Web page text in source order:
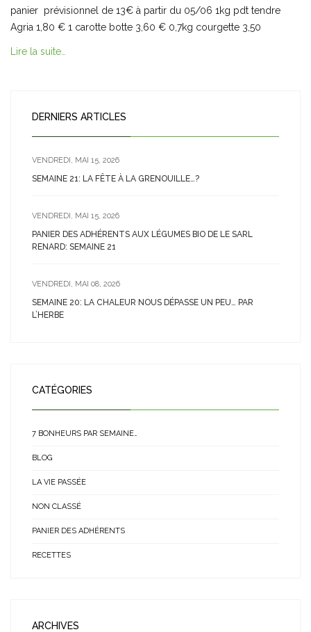
panier prévisionnel de 13€ à partir du 05/06 1kg pdt tendre
Agria 1,80 € 1 carotte botte 3,60 € 0,7kg courgette 3,50
Lire la suite…
DERNIERS ARTICLES
VENDREDI, MAI 15, 2026
SEMAINE 21: LA FÊTE À LA GRENOUILLE…?
VENDREDI, MAI 15, 2026
PANIER DES ADHÉRENTS AUX LÉGUMES BIO DE LE SARL
RENARD: SEMAINE 21
VENDREDI, MAI 08, 2026
SEMAINE 20: LA CHALEUR NOUS DÉPASSE UN PEU… PAR
L’HERBE
CATÉGORIES
7 BONHEURS PAR SEMAINE…
BLOG
LA VIE PASSÉE
NON CLASSÉ
PANIER DES ADHÉRENTS
RECETTES
ARCHIVES